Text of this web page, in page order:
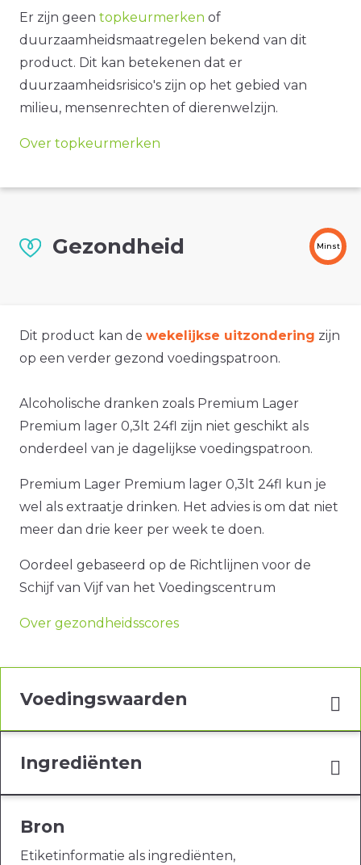
Er zijn geen topkeurmerken of
duurzaamheidsmaatregelen bekend van dit
product. Dit kan betekenen dat er
duurzaamheidsrisico's zijn op het gebied van
milieu, mensenrechten of dierenwelzijn.
Over topkeurmerken
Gezondheid Minst
Dit product kan de wekelijkse uitzondering zijn
op een verder gezond voedingspatroon.
Alcoholische dranken zoals Premium Lager
Premium lager 0,3lt 24fl zijn niet geschikt als
onderdeel van je dagelijkse voedingspatroon.
Premium Lager Premium lager 0,3lt 24fl kun je
wel als extraatje drinken. Het advies is om dat niet
meer dan drie keer per week te doen.
Oordeel gebaseerd op de Richtlijnen voor de
Schijf van Vijf van het Voedingscentrum
Over gezondheidsscores
Voedingswaarden
Ingrediënten
Bron
Etiketinformatie als ingrediënten,